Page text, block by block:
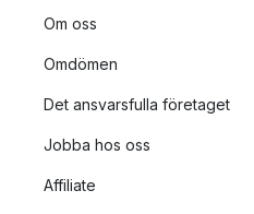
Om oss
Omdömen
Det ansvarsfulla företaget
Jobba hos oss
Affiliate